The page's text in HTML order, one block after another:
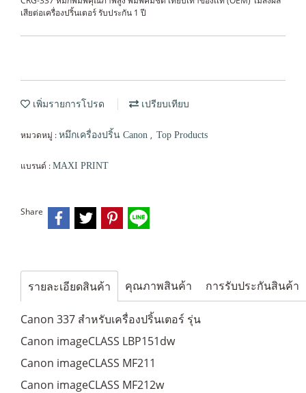
เสียต่อเครื่องปริ้นเตอร์ รับประกัน 1 ปี
เพิ่มรายการโปรด เปรียบเทียบ
หมวดหมู่ : หมึกเครื่องปริ้น Canon , Top Products
แบรนด์ : MAXI PRINT
Share
รายละเอียดสินค้า คุณภาพสินค้า การรับประกันสินค้า
Canon 337 สำหรับเครื่องปริ้นเตอร์ รุ่น
Canon imageCLASS LBP151dw
Canon imageCLASS MF211
Canon imageCLASS MF212w